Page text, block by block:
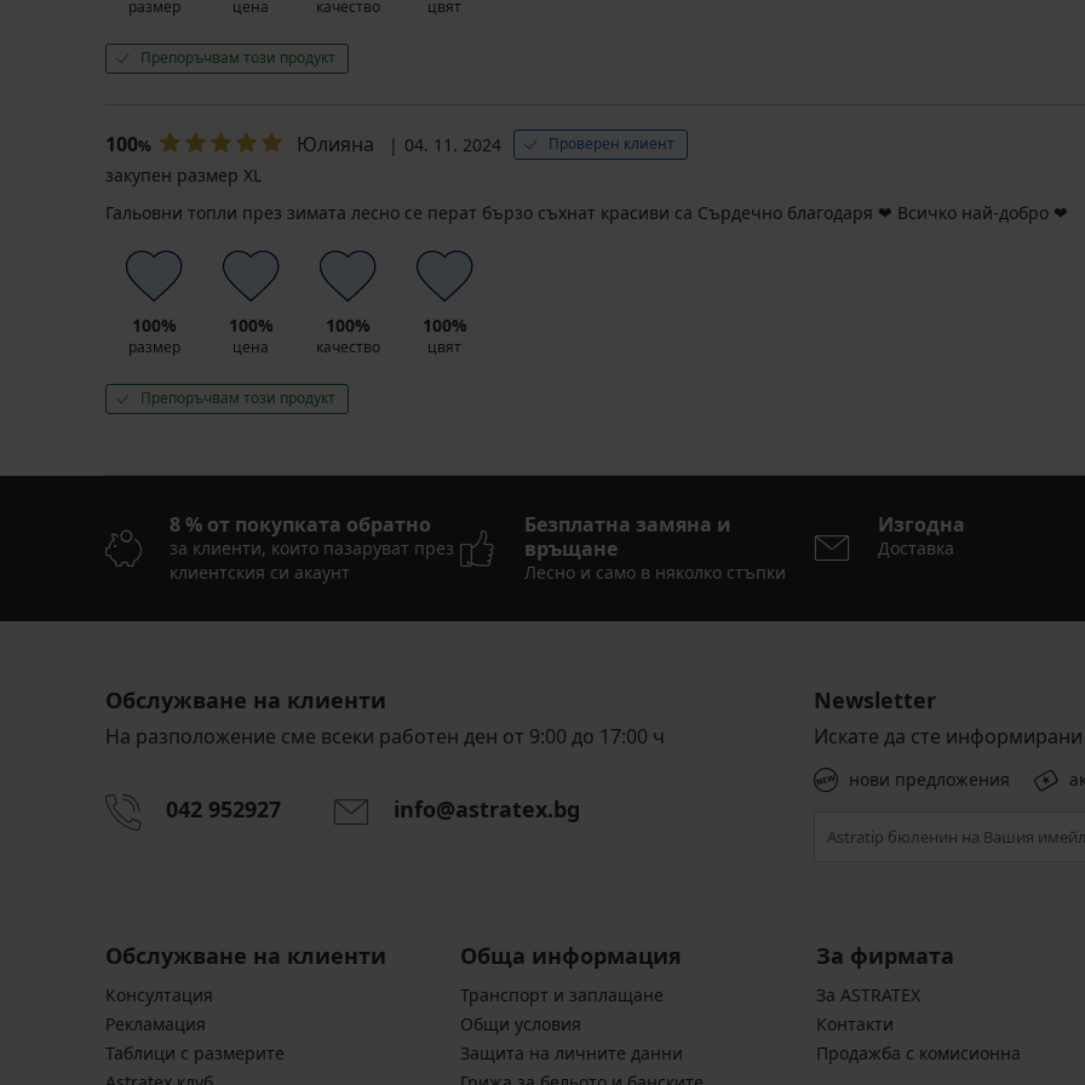
размер цена качество цвят
Препоръчвам този продукт
100% Юлияна 04. 11. 2024 Проверен клиент
закупен размер XL
Гальовни топли през зимата лесно се перат бързо съхнат красиви са Сърдечно благодаря ❤️ Всичко най-добро ❤️
100%
размер
100%
цена
100%
качество
100%
цвят
Препоръчвам този продукт
8 % от покупката обратно
за клиенти, които пазаруват през
клиентския си акаунт
Безплатна замяна и
връщане
Лесно и само в няколко стъпки
Изгодна
Доставка
Обслужване на клиенти
На разположение сме всеки работен ден от 9:00 до 17:00 ч
042 952927 info@astratex.bg
Newsletter
Искате да сте
нови предложения
Обслужване на клиенти
Консултация
Pекламация
Таблици с размерите
Обща информация
Транспорт и заплащане
Общи условия
Защита на личните данни
За фирмата
За ASTRATEX
Контакти
Продажба с комисионна